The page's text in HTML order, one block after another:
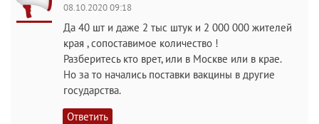
08.10.2020 09:18
Да 40 шт и даже 2 тыс штук и 2 000 000 жителей
края , сопоставимое количество !
Разберитесь кто врет, или в Москве или в крае.
Но за то начались поставки вакцины в другие
государства.
Ответить